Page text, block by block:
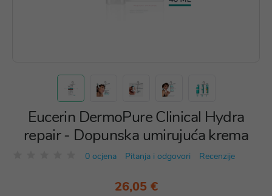
Eucerin DermoPure Clinical Hydra
repair - Dopunska umirujuća krema
0 ocjena Pitanja i odgovori Recenzije
26,05 €